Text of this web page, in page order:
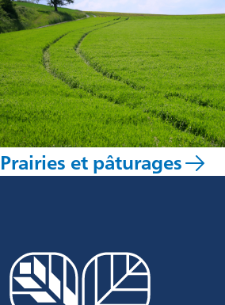
Prairies et pâturages